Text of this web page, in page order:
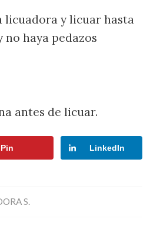
licuadora y licuar hasta
no haya pedazos
antes de licuar.
Pin LinkedIn
S.